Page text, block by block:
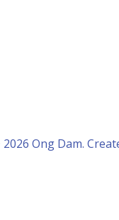
Ong Dam.